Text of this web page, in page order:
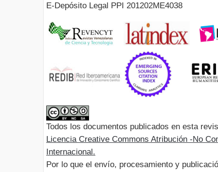
E-Depósito Legal PPI 201202ME4038
Todos los documentos publicados en esta
Licencia Creative Commons Atribución -No
Internacional.
Por lo que el envío, procesamiento y